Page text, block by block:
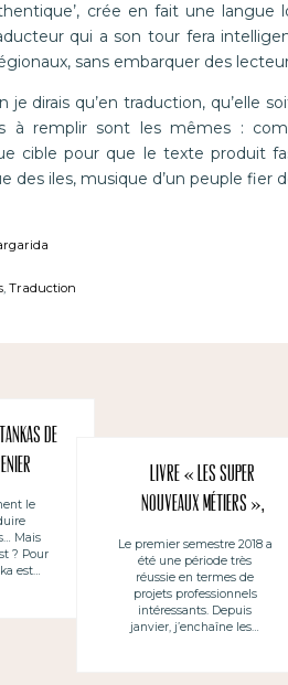
crée en fait une langue
qui a son tour fera
sans embarquer des
je dirais qu’en traduction, qu’elle
à remplir sont les mêmes :
cible pour que le texte produit
des iles, musique d’un peuple fier
, Traduction
de
le
Mais
? Pour
est…
Livre « Les super
nouveaux métiers »,
nouvelle traduction
Le premier semestre 2018 a
été une période très
réussie en termes de
projets professionnels
intéressants. Depuis
janvier, j’enchaîne les…